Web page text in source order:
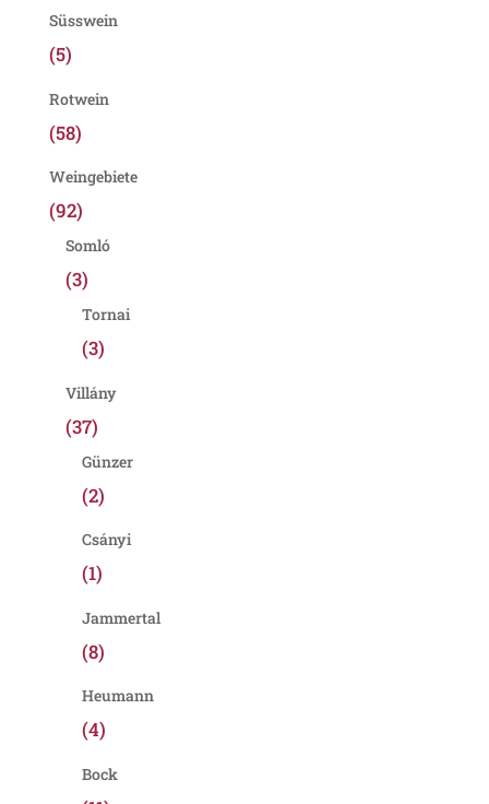
Süsswein
(5)
Rotwein
(58)
Weingebiete
(92)
Somló
(3)
Tornai
(3)
Villány
(37)
Günzer
(2)
Csányi
(1)
Jammertal
(8)
Heumann
(4)
Bock